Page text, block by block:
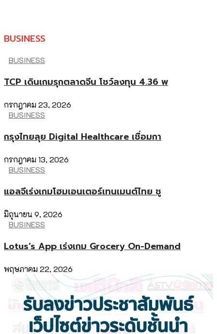
BUSINESS
BUSINESS
TCP เดินเกมรุกตลาดจีน โชว์ลงทุน 4.36 พ
กรกฎาคม 23, 2026
BUSINESS
กรุงไทยลุย Digital Healthcare เชื่อมกา
กรกฎาคม 13, 2026
BUSINESS
แอลจีเร่งเกมโฮมเอนเตอร์เทนเมนต์ไทย ชู
มิถุนายน 9, 2026
BUSINESS
Lotus’s App เร่งเกม Grocery On-Demand
พฤษภาคม 22, 2026